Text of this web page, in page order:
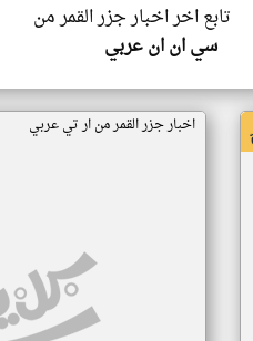
تابع اخر اخبار جزر القمر من
سي ان ان عربي
اخبار جزر القمر من ار تي عربي